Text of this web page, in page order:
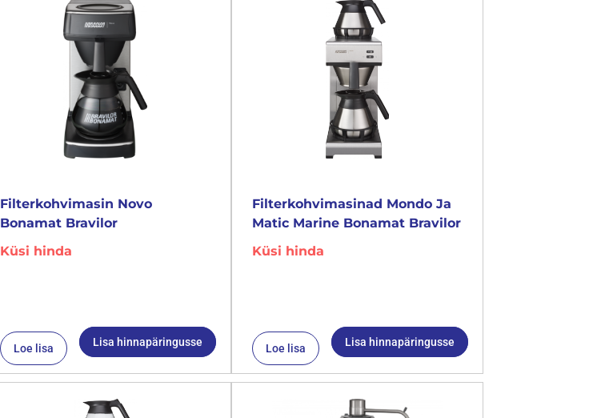
Filterkohvimasin Novo
Bonamat Bravilor
Küsi hinda
Loe lisa Lisa hinnapäringusse
Filterkohvimasinad Mondo Ja
Matic Marine Bonamat Bravilor
Küsi hinda
Loe lisa Lisa hinnapäringusse